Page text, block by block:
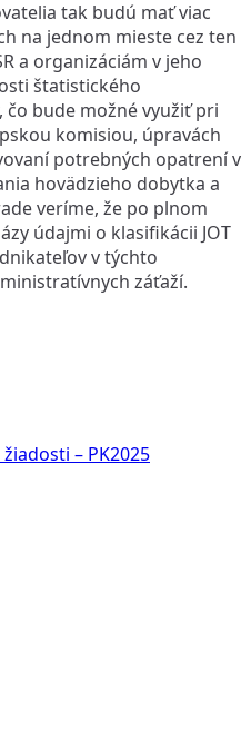
tak budú mať viac
na jednom mieste cez ten
a organizáciám v jeho
štatistického
čo bude možné využiť pri
komisiou, úpravách
potrebných opatrení v
hovädzieho dobytka a
veríme, že po plnom
údajmi o klasifikácii JOT
v týchto
záťaží.
– PK2025